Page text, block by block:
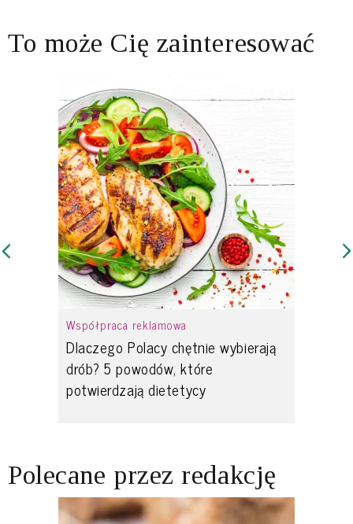
To może Cię zainteresować
Współpraca reklamowa
Dlaczego Polacy chętnie wybierają
drób? 5 powodów, które
potwierdzają dietetycy
Polecane przez redakcję